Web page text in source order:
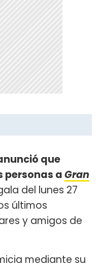
que
personas aGran
del lunes 27
últimos
y amigos de
mediante su